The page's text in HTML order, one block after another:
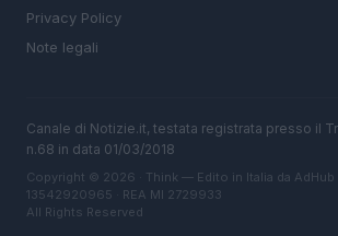
Privacy Policy
Note legali
Canale di Notizie.it, testata registrata presso il
n.68 in data 01/03/2018
Copyright © 2026 · Think — Edito in Italia da AdHub
13542920965 · REA MI 2729933
All Rights Reserved